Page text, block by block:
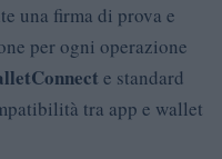
una firma di prova e
per ogni operazione
e standard
tra app e wallet